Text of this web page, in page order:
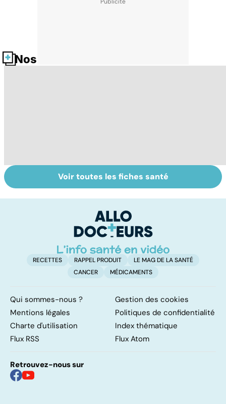
Nos fiches santé
Acupuncture :
comment est-
Faire du sport à
domicile, c'est
Voir toutes les fiches santé
RECETTES RAPPEL PRODUIT
LE MAG DE LA SANTÉ
CANCER
MÉDICAMENTS
Qui sommes-nous ?
Gestion des cookies
Mentions légales
Politiques de confidentialité
Charte d'utilisation
Index thématique
Flux RSS
Flux Atom
Retrouvez-nous sur